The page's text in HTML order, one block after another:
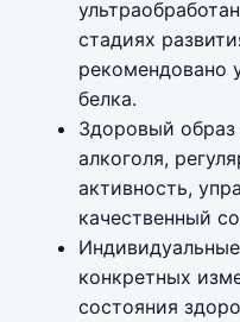
стадиях
рекомендовано
белка.
Здоровый образ
алкоголя,
активность,
качественный
конкретных
состояния